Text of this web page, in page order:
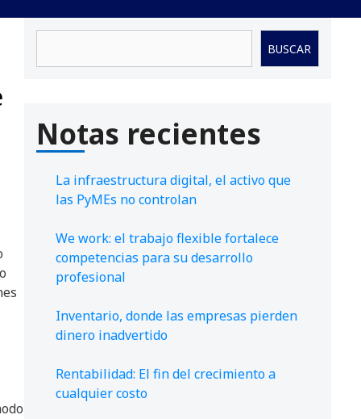
BUSCAR
Notas recientes
La infraestructura digital, el activo que
las PyMEs no controlan
We work: el trabajo flexible fortalece
competencias para su desarrollo
profesional
Inventario, donde las empresas pierden
dinero inadvertido
Rentabilidad: El fin del crecimiento a
cualquier costo